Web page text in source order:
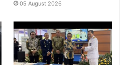
05 August 2026